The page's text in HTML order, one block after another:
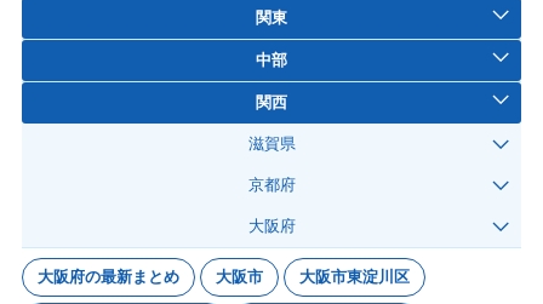
関東
中部
関西
滋賀県
京都府
大阪府
大阪府の最新まとめ 大阪市 大阪市東淀川区